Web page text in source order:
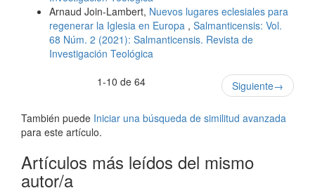
Arnaud Join-Lambert, Nuevos lugares eclesiales para
regenerar la Iglesia en Europa , Salmanticensis: Vol.
68 Núm. 2 (2021): Salmanticensis. Revista de
Investigación Teológica
1-10 de 64
Siguiente→
También puede Iniciar una búsqueda de similitud avanzada
para este artículo.
Artículos más leídos del mismo
autor/a